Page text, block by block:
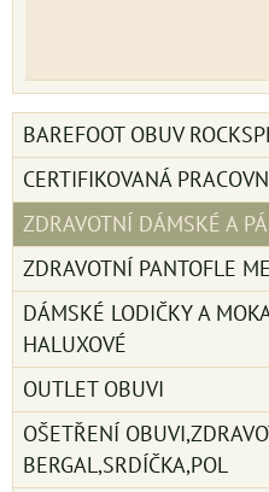
BAREFOOT OBUV
CERTIFIKOVANÁ
ZDRAVOTNÍ DÁMSKÉ A
ZDRAVOTNÍ PANTOFLE
DÁMSKÉ LODIČKY A
HALUXOVÉ
OUTLET OBUVI
OŠETŘENÍ
BERGAL,SRDÍČKA,POL